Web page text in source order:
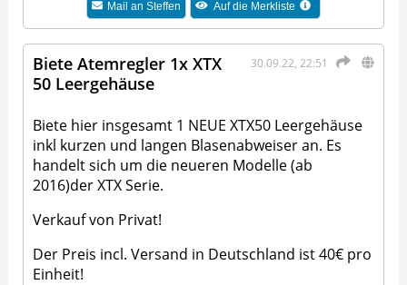
Mail anSteffen Auf die Merkliste
30.09.22, 22:51
Biete Atemregler 1x XTX
50 Leergehäuse
Biete hier insgesamt 1 NEUE XTX50 Leergehäuse
inkl kurzen und langen Blasenabweiser an. Es
handelt sich um die neueren Modelle (ab
2016)der XTX Serie.
Verkauf von Privat!
Der Preis incl. Versand in Deutschland ist 40€ pro
Einheit!